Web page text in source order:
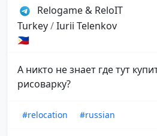
Relogame & ReloIT
Turkey/Iurii Telenkov
🇵🇭
А никто не знает где тут
рисоварку?
#relocation #russian